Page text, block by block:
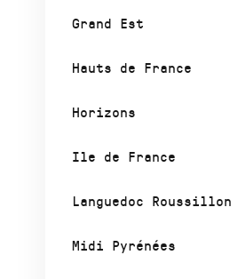
Grand Est
Hauts de France
Horizons
Ile de France
Languedoc Roussillon
Midi Pyrénées